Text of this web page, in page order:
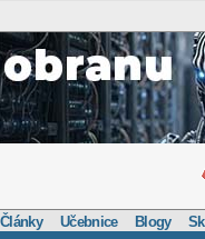
Články Učebnice Blogy